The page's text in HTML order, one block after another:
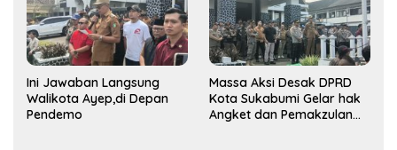
Ini Jawaban Langsung
Walikota Ayep,di Depan
Pendemo
Massa Aksi Desak DPRD
Kota Sukabumi Gelar hak
Angket dan Pemakzulan